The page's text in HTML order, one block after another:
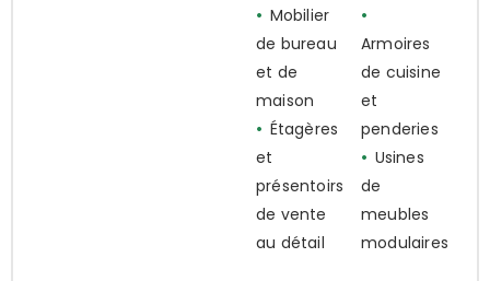
• Mobilier
de bureau
et de
maison
• Étagères
et
présentoirs
de vente
au détail
•
Armoires
de cuisine
et
penderies
• Usines
de
meubles
modulaires